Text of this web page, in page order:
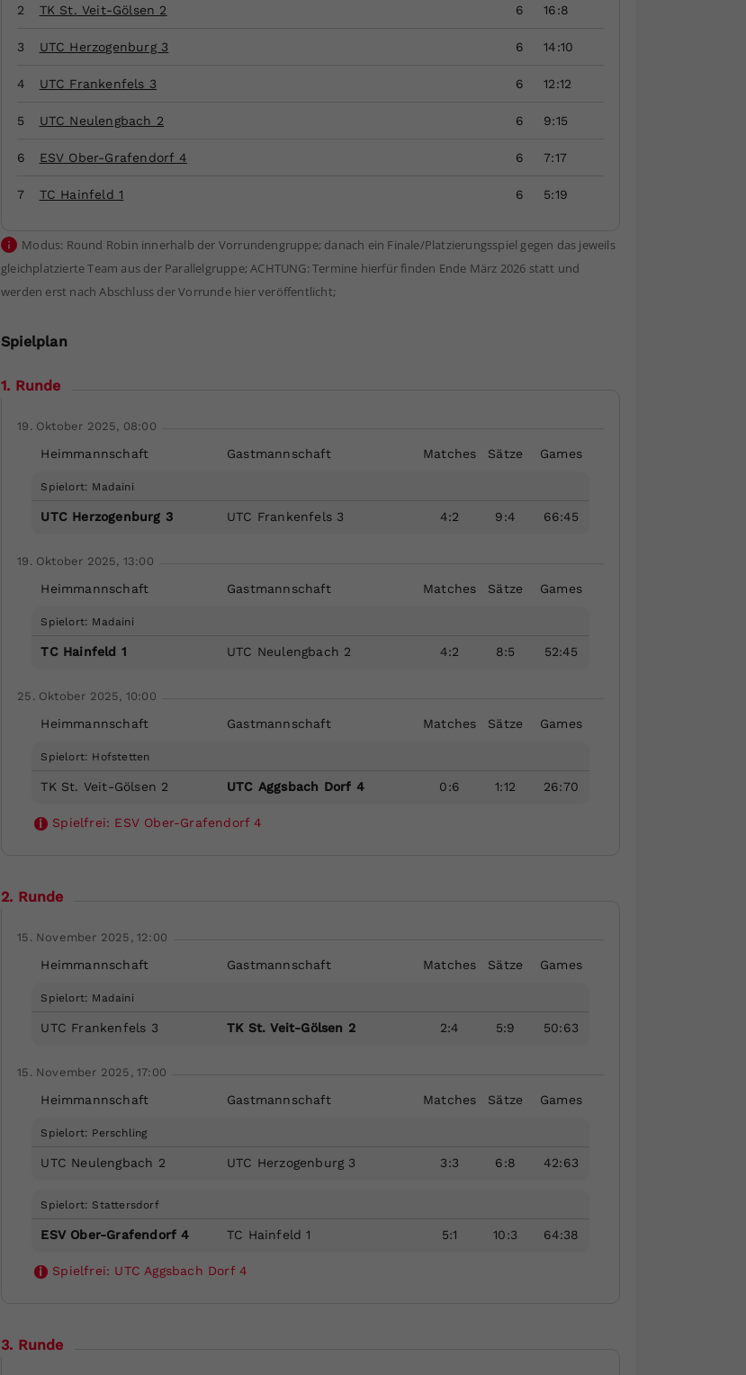
2 TK St. Veit-Gölsen 2 6 16:8
3 UTC Herzogenburg 3 6 14:10
4 UTC Frankenfels 3 6 12:12
5 UTC Neulengbach 2 6 9:15
6 ESV Ober-Grafendorf 4 6 7:17
7 TC Hainfeld 1 6 5:19
Modus: Round Robin innerhalb der Vorrundengruppe; danach ein Finale/Platzierungsspiel gegen das jeweils
gleichplatzierte Team aus der Parallelgruppe; ACHTUNG: Termine hierfür finden Ende März 2026 statt und
werden erst nach Abschluss der Vorrunde hier veröffentlicht;
Spielplan
1. Runde
19. Oktober 2025, 08:00
Heimmannschaft Gastmannschaft Matches Sätze Games
Spielort: Madaini
UTC Herzogenburg 3 UTC Frankenfels 3 4:2 9:4 66:45
19. Oktober 2025, 13:00
Heimmannschaft Gastmannschaft Matches Sätze Games
Spielort: Madaini
TC Hainfeld 1 UTC Neulengbach 2 4:2 8:5 52:45
25. Oktober 2025, 10:00
Heimmannschaft Gastmannschaft Matches Sätze Games
Spielort: Hofstetten
TK St. Veit-Gölsen 2 UTC Aggsbach Dorf 4 0:6 1:12 26:70
i Spielfrei: ESV Ober-Grafendorf 4
2. Runde
15. November 2025, 12:00
Heimmannschaft Gastmannschaft Matches Sätze Games
Spielort: Madaini
UTC Frankenfels 3 TK St. Veit-Gölsen 2 2:4 5:9 50:63
15. November 2025, 17:00
Heimmannschaft Gastmannschaft Matches Sätze Games
Spielort: Perschling
UTC Neulengbach 2 UTC Herzogenburg 3 3:3 6:8 42:63
Spielort: Stattersdorf
ESV Ober-Grafendorf 4 TC Hainfeld 1 5:1 10:3 64:38
i Spielfrei: UTC Aggsbach Dorf 4
3. Runde
Webseiten-Betreiber dies eingestellt hat.